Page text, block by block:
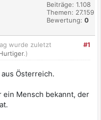
Beiträge: 1.108
Themen: 27.159
Bewertung: 0
#1
wurde zuletzt
.)
Österreich.
ein Mensch bekannt, der